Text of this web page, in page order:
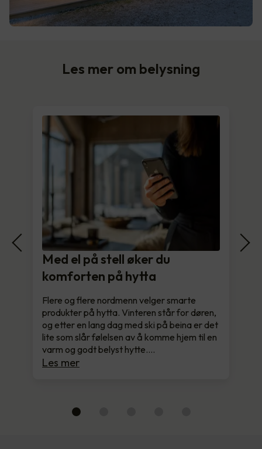
Les mer om belysning
Med el på stell øker du
komforten på hytta
Flere og flere nordmenn velger smarte
produkter på hytta. Vinteren står for døren,
og etter en lang dag med ski på beina er det
lite som slår følelsen av å komme hjem til en
varm og godt belyst hytte.…
Les mer